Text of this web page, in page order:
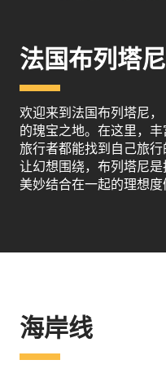
法国布列塔
欢迎来到法国布列塔尼
的瑰宝之地。在这里，
旅行者都能找到自己旅行
让幻想围绕，布列塔尼
美妙结合在一起的理想度
海岸线